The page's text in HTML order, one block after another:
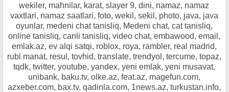
wekiler, mahnilar, karat, slayer 9, dini, namaz, namaz
vaxtlari, namaz saatlari, foto, wekil, sekil, photo, java, java
oyunlar, medeni chat tanisliq, Medeni chat, cat tanisliq,
online tanisliq, canli tanisliq, video chat, embawood, email,
emlak.az, ev alqi satqi, roblox, roya, rambler, real madrid,
rubl manat, resul, tovhid, translate, trendyol, tercume, topaz,
tqdk, twitter, youtube, yandex, yeni emlak, yeni musavat,
unibank, baku.tv, olke.az, feat.az, magefun.com,
azxeber.com, bax.tv, qadinla.com, 1news.az, turkustan.info,